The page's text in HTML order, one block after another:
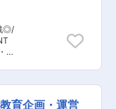
ま
泣
ー
普
ま
行
◎/
、
育企画・運営